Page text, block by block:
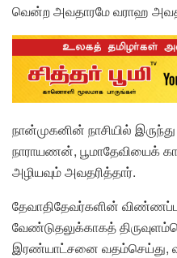
வென்ற அவதாரமே வராஹ
நான்முகனின் நாசியில்
நாராயணன், பூமாதேவியைக்
அழியவும் அவதரித்தார்.
தேவாதிதேவர்களின்
வேண்டுதலுக்காகத்
இரண்யாட்சனை வதம்செய்து,